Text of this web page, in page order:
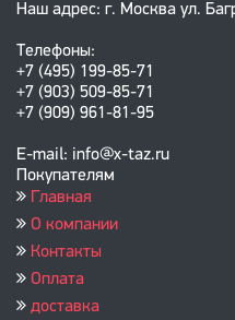
Наш адрес: г. Москва ул.
Телефоны:
+7 (495) 199-85-71
+7 (903) 509-85-71
+7 (909) 961-81-95
E-mail: info@x-taz.ru
Покупателям
Главная
О компании
Контакты
Оплата
доставка